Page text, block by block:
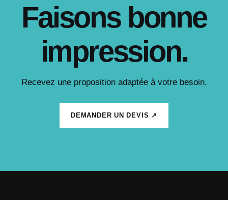
Faisons bonne
impression.
Recevez une proposition adaptée à votre besoin.
DEMANDER UN DEVIS ↗